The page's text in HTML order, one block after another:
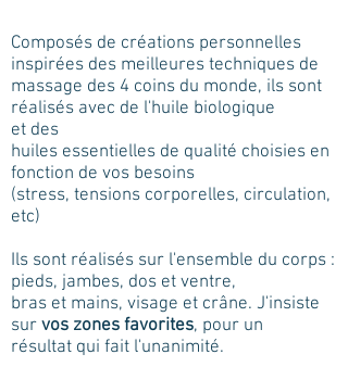
Composés de créations personnelles
inspirées des meilleures techniques de
massage des 4 coins du monde, ils sont
réalisés avec de l'huile biologique
et des
huiles essentielles de qualité choisies en
fonction de vos besoins
(stress, tensions corporelles, circulation,
etc)
Ils sont réalisés sur l'ensemble du corps :
pieds, jambes, dos et ventre,
bras et mains, visage et crâne. J'insiste
sur vos zones favorites, pour un
résultat qui fait l'unanimité.